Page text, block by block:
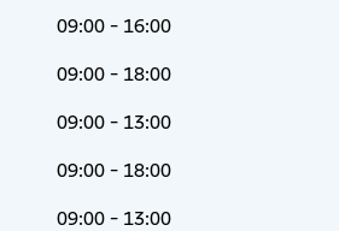
09:00 - 16:00
09:00 - 18:00
09:00 - 13:00
09:00 - 18:00
09:00 - 13:00